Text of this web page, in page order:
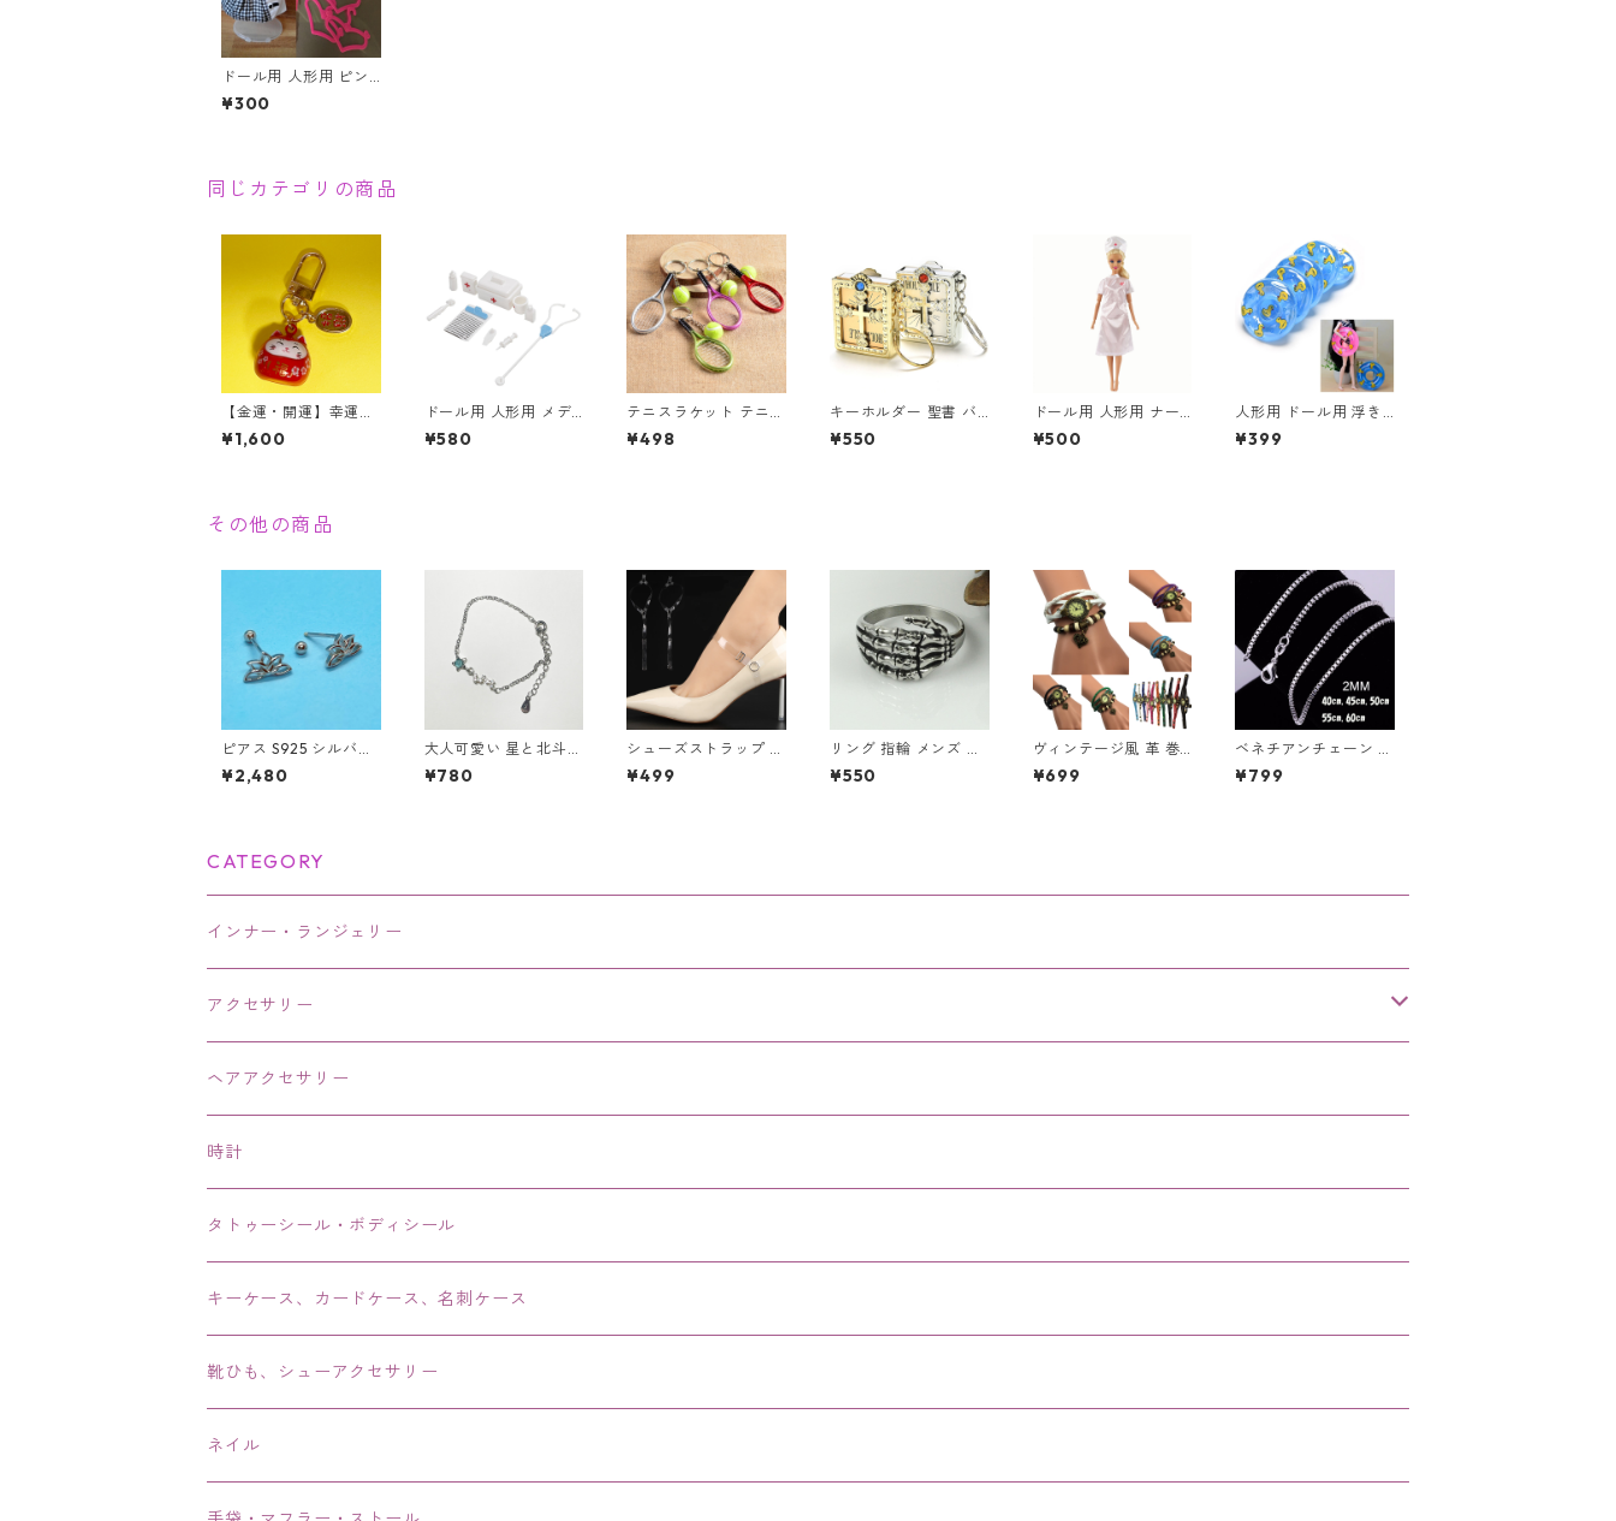
ドール用 人形用 ピン
クのハンガー ハート型
10本 バービー ジェニ
¥300
同じカテゴリの商品
【金運・開運】幸運を
呼ぶ 招き猫 ネコ達磨
招財進寶 赤猫 縁起物
¥1,600
ドール用 人形用 メデ
ィカルセット お医者さ
ん ナース リカちゃん
¥580
テニスラケット テニス
ボール ミニチュア キ
ーホルダー テニス ス
¥498
キーホルダー 聖書 バ
イブル ミニュチュア
クリスチャン イエス
¥550
ドール用 人形用 ナー
ス服 看護婦さん お医
者さん バービー りか
¥500
人形用 ドール用 浮き
輪 うきわ 2個セット
バービー りかちゃん
¥399
その他の商品
ピアス S925 シルバー
蓮 蓮の花 蓮花 蓮華 ロ
ータス 透かし レディ
¥2,480
大人可愛い 星と北斗七
星のブレスレット ビジ
ュー シルバー スター
¥780
シューズストラップ シ
ューズバンド 透明 幅
広 パンプスバンド ク
¥499
リング 指輪 メンズ ス
ケルトン ハンド スカ
ルハンド アンティーク
¥550
ヴィンテージ風 革 巻
きブレスレット 腕時計
レディース チャーム付
¥699
ベネチアンチェーン シ
ルバー 925 ネックレス
2mm ユニセックス ア
¥799
CATEGORY
インナー・ランジェリー
アクセサリー
ネックレス・チョーカー
ピアス・イヤリング・鼻ピアス
リング・指輪
ブレス・バングル・ブレスレット・腕輪
アンクレット
ヘアアクセサリー
時計
タトゥーシール・ボディシール
キーケース、カードケース、名刺ケース
靴ひも、シューアクセサリー
ネイル